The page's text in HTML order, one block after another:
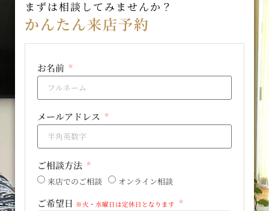
まずは相談してみませんか？
かんたん来店予約
お名前
メールアドレス
ご相談方法
来店でのご相談 オンライン相談
ご希望日 ※火・水曜日は定休日となります